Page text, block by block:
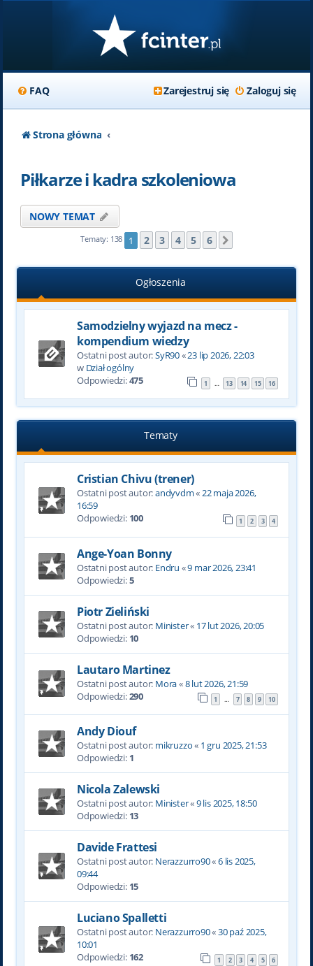
FAQ Zaloguj się
Zarejestruj się
Strona główna
Piłkarze i kadra szkoleniowa
NOWY TEMAT
Tematy: 138 1 2 3 4 5 6
Ogłoszenia
Samodzielny wyjazd na mecz -
kompendium wiedzy
Ostatni post autor:SyR90«23 lip 2026, 22:03
w Dział ogólny
Odpowiedzi:475 1 … 13 14 15 16
Tematy
Cristian Chivu (trener)
Ostatni post autor:andyvdm«22 maja 2026,
16:59
Odpowiedzi: 100 1 2 3 4
Ange-Yoan Bonny
Ostatni post autor: Endru «9 mar 2026, 23:41
Odpowiedzi:5
Piotr Zieliński
Ostatni post autor: Minister« 17 lut 2026, 20:05
Odpowiedzi: 10
Lautaro Martinez
Ostatni post autor: Mora«8 lut 2026, 21:59
Odpowiedzi:290 1 … 7 8 9 10
Andy Diouf
Ostatni post autor: mikruzzo« 1 gru 2025, 21:53
Odpowiedzi: 1
Nicola Zalewski
Ostatni post autor: Minister«9 lis 2025, 18:50
Odpowiedzi: 13
Davide Frattesi
Ostatni post autor: Nerazzurro90«6 lis 2025,
09:44
Odpowiedzi: 15
Luciano Spalletti
Ostatni post autor: Nerazzurro90«30 paź 2025,
10:01
Odpowiedzi: 162 1 2 3 4 5 6